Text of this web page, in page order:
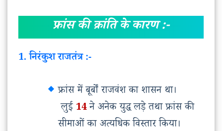
फ्रांस की क्रांति के कारण :-
1. निरंकुश राजतंत्र :-
फ्रांसमेंबूर्बोंराजवंशका शासन था।
लुई14नेअनेकयुद्धलड़ेतथाफ्रांसकी
सीमाओंकाअत्यधिकविस्तारकिया।